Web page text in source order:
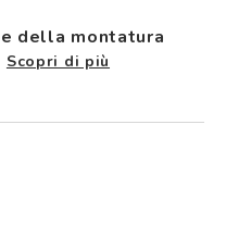
della montatura
Scopri di più